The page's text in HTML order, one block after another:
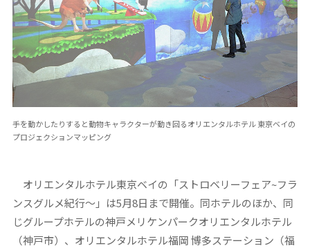
手を動かしたりすると動物キャラクターが動き回るオリエンタルホテル 東京ベイの
プロジェクションマッピング
オリエンタルホテル東京ベイの「ストロベリーフェア~フラ
ンスグルメ紀行～」は5月8日まで開催。同ホテルのほか、同
じグループホテルの神戸メリケンパークオリエンタルホテル
（神戸市）、オリエンタルホテル福岡 博多ステーション（福